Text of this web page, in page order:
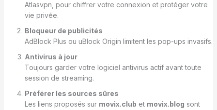
Atlasvpn, pour chiffrer votre connexion et protéger votre
vie privée.
Bloqueur de publicités
AdBlock Plus ou uBlock Origin limitent les pop-ups invasifs.
Antivirus à jour
Toujours garder votre logiciel antivirus actif avant toute
session de streaming.
Préférer les sources sûres
Les liens proposés sur movix.club et movix.blog sont